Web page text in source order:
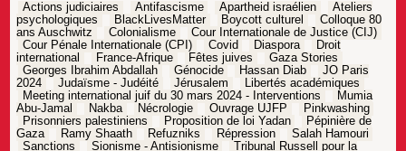
Actions judiciaires Antifascisme Apartheid israélien
Ateliers
psychologiques
BlackLivesMatter Boycott culturel
Colloque 80
ans Auschwitz
Colonialisme
Cour Internationale de Justice (CIJ)
Cour Pénale Internationale (CPI)
Covid Diaspora
Droit
international
France-Afrique Fêtes juives
Gaza Stories
Georges Ibrahim Abdallah
Génocide Hassan Diab
JO Paris
2024
Judaïsme - Judéité Jérusalem
Libertés académiques
Meeting international juif du 30 mars 2024 - Interventions
Mumia
Abu-Jamal
Nakba Nécrologie Ouvrage UJFP
Pinkwashing
Prisonniers palestiniens
Proposition de loi Yadan
Pépinière de
Gaza
Ramy Shaath Refuzniks Répression
Salah Hamouri
Sanctions
Sionisme - Antisionisme
Tribunal Russell pour la